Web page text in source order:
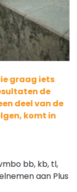
graag iets
de
deel van de
komt in
bb, kb, tl,
aan Plus